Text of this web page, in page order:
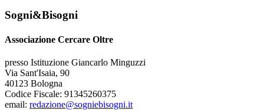
Sogni&Bisogni
Associazione Cercare Oltre
presso Istituzione Giancarlo Minguzzi
Via Sant'Isaia, 90
40123 Bologna
Codice Fiscale: 91345260375
email: redazione@sogniebisogni.it